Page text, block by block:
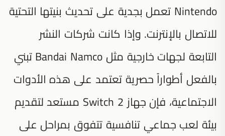
Nintendo تعمل بجدية على تحديث بنيتها التحتية
للاتصال بالإنترنت. وإذا كانت شركات النشر
التابعة لجهات خارجية مثل Bandai Namco تبني
بالفعل أطواراً حصرية تعتمد على هذه الأدوات
الاجتماعية، فإن جهاز Switch 2 مستعد لتقديم
بيئة لعب جماعي تنافسية تتفوق بمراحل على